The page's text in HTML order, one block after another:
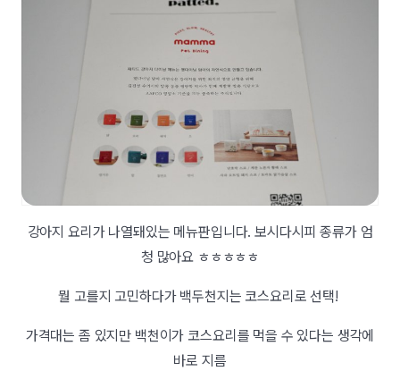
강아지 요리가 나열돼있는 메뉴판입니다. 보시다시피 종류가 엄
청 많아요 ㅎㅎㅎㅎㅎ
뭘 고를지 고민하다가 백두천지는 코스요리로 선택!
가격대는 좀 있지만 백천이가 코스요리를 먹을 수 있다는 생각에
바로 지름